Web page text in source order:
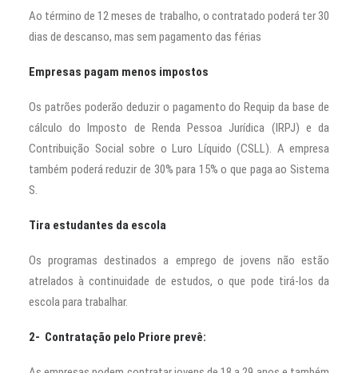
Ao término de 12 meses de trabalho, o contratado poderá ter 30
dias de descanso, mas sem pagamento das férias
Empresas pagam menos impostos
Os patrões poderão deduzir o pagamento do Requip da base de
cálculo do Imposto de Renda Pessoa Jurídica (IRPJ) e da
Contribuição Social sobre o Luro Líquido (CSLL). A empresa
também poderá reduzir de 30% para 15% o que paga ao Sistema
S.
Tira estudantes da escola
Os programas destinados a emprego de jovens não estão
atrelados à continuidade de estudos, o que pode tirá-los da
escola para trabalhar.
2- Contratação pelo Priore prevê: